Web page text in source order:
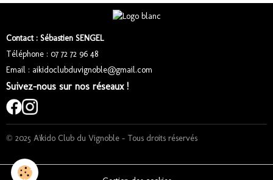
Contact : Sébastien SENGEL
Téléphone : 07 72 72 96 48
Email : aikidoclubduvignoble@gmail.com
Suivez-nous sur nos réseaux !
© 2025 Aïkido Club du Vignoble – Tous droits réservés